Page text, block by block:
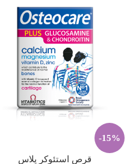
-15%
قرص استئوکر پلاس